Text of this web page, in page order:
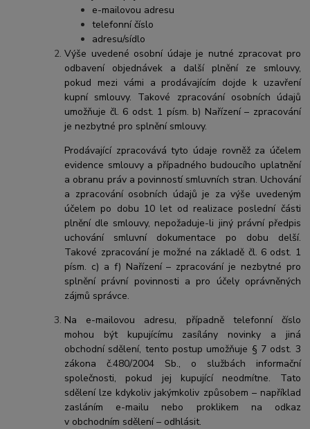
e-mailovou adresu
telefonní číslo
adresu/sídlo
Výše uvedené osobní údaje je nutné zpracovat pro
odbavení objednávek a další plnění ze smlouvy,
pokud mezi vámi a prodávajícím dojde k uzavření
kupní smlouvy. Takové zpracování osobních údajů
umožňuje čl. 6 odst. 1 písm. b) Nařízení – zpracování
je nezbytné pro splnění smlouvy.
Prodávající zpracovává tyto údaje rovněž za účelem
evidence smlouvy a případného budoucího uplatnění
a obranu práv a povinností smluvních stran. Uchování
a zpracování osobních údajů je za výše uvedeným
účelem po dobu 10 let od realizace poslední části
plnění dle smlouvy, nepožaduje-li jiný právní předpis
uchování smluvní dokumentace po dobu delší.
Takové zpracování je možné na základě čl. 6 odst. 1
písm. c) a f) Nařízení – zpracování je nezbytné pro
splnění právní povinnosti a pro účely oprávněných
zájmů správce.
Na e-mailovou adresu, případně telefonní číslo
mohou být kupujícímu zasílány novinky a jiná
obchodní sdělení, tento postup umožňuje § 7 odst. 3
zákona č.480/2004 Sb., o službách informační
společnosti, pokud jej kupující neodmítne. Tato
sdělení lze kdykoliv jakýmkoliv způsobem – například
zasláním e-mailu nebo proklikem na odkaz
v obchodním sdělení – odhlásit.